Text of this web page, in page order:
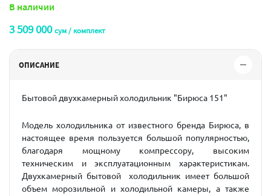
В наличии
3 509 000сум / комплект
ОПИСАНИЕ
Бытовой двухкамерный холодильник "Бирюса 151"
Модель холодильника от известного бренда Бирюса, в
настоящее время пользуется большой популярностью,
благодаря мощному компрессору, высоким
техническим и эксплуатационным характеристикам.
Двухкамерный бытовой холодильник имеет большой
объем морозильной и холодильной камеры, а также